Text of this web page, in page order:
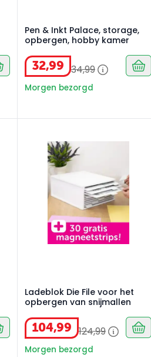
Pen & Inkt Palace, storage,
opbergen, hobby kamer
32,99 34,99
Morgen bezorgd
Ladeblok Die File voor het
opbergen van snijmallen
104,99 124,99
Morgen bezorgd